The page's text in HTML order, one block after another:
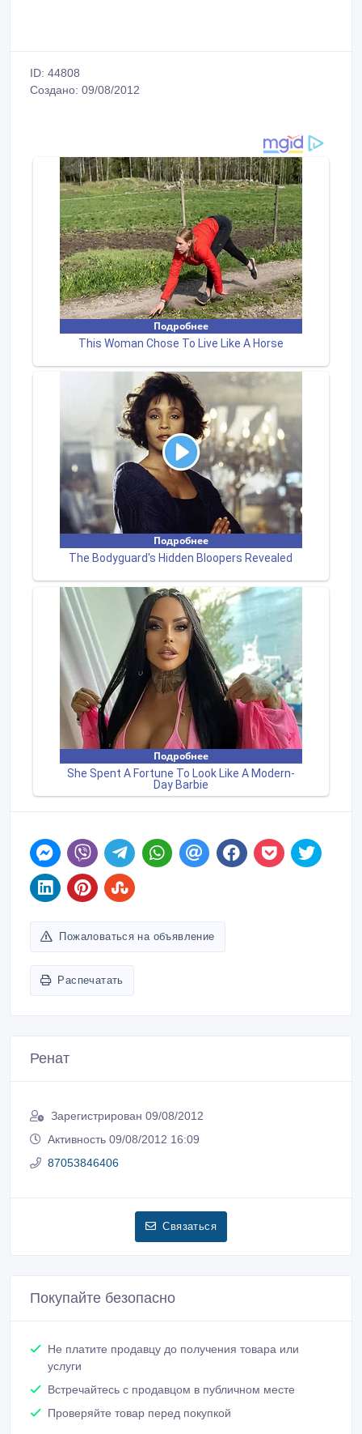
ID: 44808
Создано: 09/08/2012
Пожаловаться на объявление
Распечатать
Ренат
Зарегистрирован 09/08/2012
Активность 09/08/2012 16:09
87053846406
Связаться
Покупайте безопасно
Не платите продавцу до получения товара или
услуги
Встречайтесь с продавцом в публичном месте
Проверяйте товар перед покупкой